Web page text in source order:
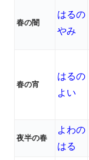
春の闇
はるの
やみ
春の宵
はるの
よい
夜半の春
よわの
はる